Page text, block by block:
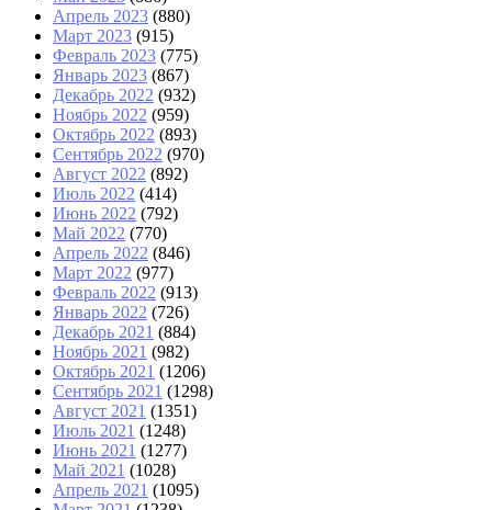
Апрель 2023 (880)
Март 2023 (915)
Февраль 2023 (775)
Январь 2023 (867)
Декабрь 2022 (932)
Ноябрь 2022 (959)
Октябрь 2022 (893)
Сентябрь 2022 (970)
Август 2022 (892)
Июль 2022 (414)
Июнь 2022 (792)
Май 2022 (770)
Апрель 2022 (846)
Март 2022 (977)
Февраль 2022 (913)
Январь 2022 (726)
Декабрь 2021 (884)
Ноябрь 2021 (982)
Октябрь 2021 (1206)
Сентябрь 2021 (1298)
Август 2021 (1351)
Июль 2021 (1248)
Июнь 2021 (1277)
Май 2021 (1028)
Апрель 2021 (1095)